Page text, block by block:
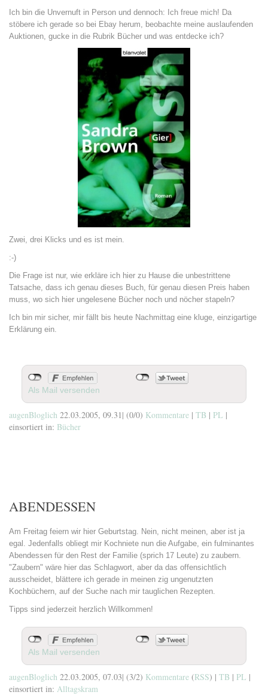
Ich bin die Unvernuft in Person und dennoch: Ich freue mich! Da
stöbere ich gerade so bei Ebay herum, beobachte meine auslaufenden
Auktionen, gucke in die Rubrik Bücher und was entdecke ich?
Zwei, drei Klicks und es ist mein.
:-)
Die Frage ist nur, wie erkläre ich hier zu Hause die unbestrittene
Tatsache, dass ich genau dieses Buch, für genau diesen Preis haben
muss, wo sich hier ungelesene Bücher noch und nöcher stapeln?
Ich bin mir sicher, mir fällt bis heute Nachmittag eine kluge, einzigartige
Erklärung ein.
Als Mail versenden
augenBloglich 22.03.2005, 09.31| (0/0) Kommentare | TB | PL |
einsortiert in: Bücher
ABENDESSEN
Am Freitag feiern wir hier Geburtstag. Nein, nicht meinen, aber ist ja
egal. Jedenfalls obliegt mir Kochniete nun die Aufgabe, ein fulminantes
Abendessen für den Rest der Familie (sprich 17 Leute) zu zaubern.
"Zaubern" wäre hier das Schlagwort, aber da das offensichtlich
ausscheidet, blättere ich gerade in meinen zig ungenutzten
Kochbüchern, auf der Suche nach mir tauglichen Rezepten.
Tipps sind jederzeit herzlich Willkommen!
Als Mail versenden
augenBloglich 22.03.2005, 07.03| (3/2) Kommentare (RSS) | TB | PL |
einsortiert in: Alltagskram